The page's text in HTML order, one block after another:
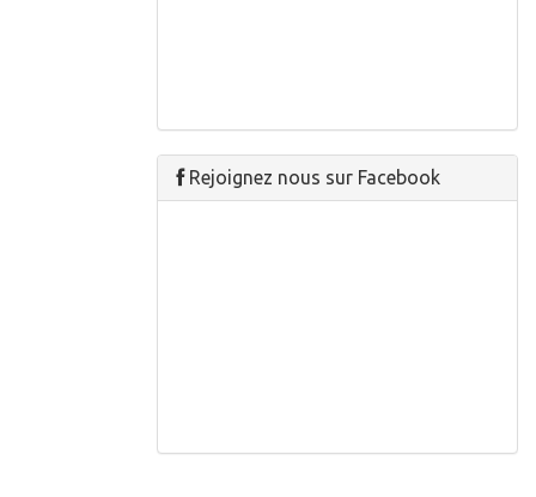
Rejoignez nous sur Facebook